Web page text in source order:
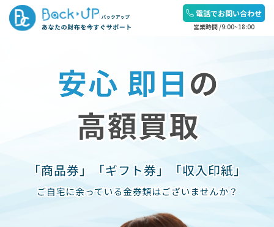
電話でお問い合わせ
営業時間 /9:00~18:00